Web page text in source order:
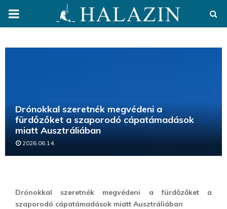
PRIMARY
Drónokkal szeretnék megvédeni a
fürdőzőket a szaporodó cápatámadások
miatt Ausztráliában
2026.06.14.
Drónokkal szeretnék megvédeni a fürdőzőket a
szaporodó cápatámadások miatt Ausztráliában